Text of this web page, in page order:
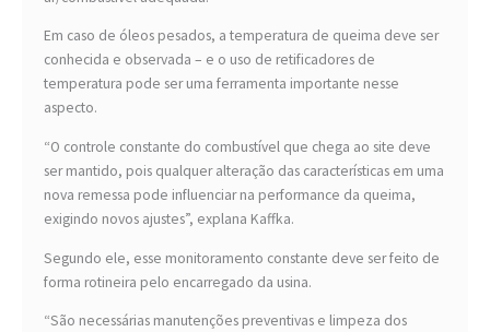
Em caso de óleos pesados, a temperatura de queima deve ser
conhecida e observada – e o uso de retificadores de
temperatura pode ser uma ferramenta importante nesse
aspecto.
“O controle constante do combustível que chega ao site deve
ser mantido, pois qualquer alteração das características em uma
nova remessa pode influenciar na performance da queima,
exigindo novos ajustes”, explana Kaffka.
Segundo ele, esse monitoramento constante deve ser feito de
forma rotineira pelo encarregado da usina.
“São necessárias manutenções preventivas e limpeza dos